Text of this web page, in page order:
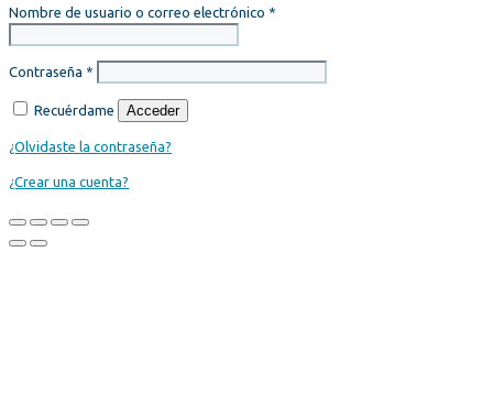
Nombre de usuario o correo electrónico *
Contraseña *
Recuérdame Acceder
¿Olvidaste la contraseña?
¿Crear una cuenta?